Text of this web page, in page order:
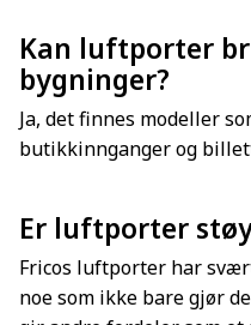
Kan luftporter
bygninger?
Ja, det finnes modeller
butikkinnganger og
Er luftporter
Fricos luftporter har
noe som ikke bare gjør